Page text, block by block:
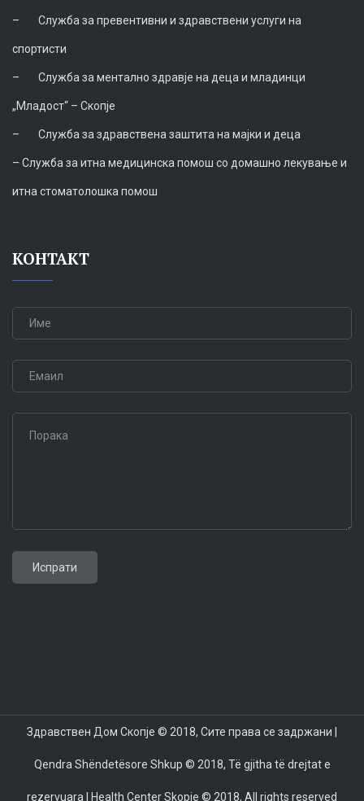
– Служба за превентивни и здравствени услуги на
спортисти
– Служба за ментално здравје на деца и младинци
„Младост“ – Скопје
– Служба за здравствена заштита на мајки и деца
– Служба за итна медицинска помош со домашно лекување и
итна стоматолошка помош
КОНТАКТ
Здравствен Дом Скопје © 2018, Сите права се задржани |
Qendra Shëndetësore Shkup © 2018, Të gjitha të drejtat e
rezervuara | Health Center Skopje © 2018, All rights reserved